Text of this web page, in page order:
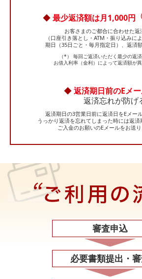
◆ 最少返済額は月1,000円
お客さまのご都合に合わせた返
（口座引き落とし・ATM・振り込みに
期日（35日ごと・毎月指定日）、返済
（*） 毎回ご返済いただく最少の返済
お借入利率（金利）によって返済額が異
◆ 返済期日前のEメ
返済忘れが防げ
返済期日の3営業日前に返済日をEメー
うっかり返済を忘れてしまった時には返
ご入金のお願いのEメールをお送り
審査申込
必要書類提出・